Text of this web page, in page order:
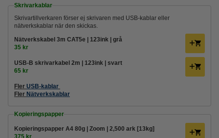
Skrivarkablar
Skrivartillverkaren förser ej skrivaren med USB-kablar eller
nätverkskablar när den skickas.
Nätverkskabel 3m CAT5e | 123ink | grå
35 kr
USB-B skrivarkabel 2m | 123ink | svart
65 kr
Fler USB-kablar
Fler Nätverkskablar
Kopieringspapper
Kopieringspapper A4 80g | Zoom | 2,500 ark [13kg]
375 kr